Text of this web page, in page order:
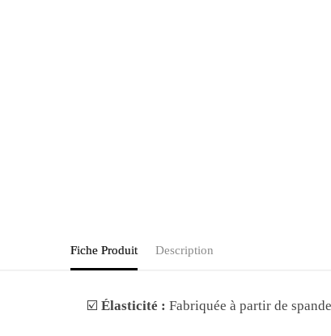
Fiche Produit Description
☑️Élasticité : Fabriquée à partir de